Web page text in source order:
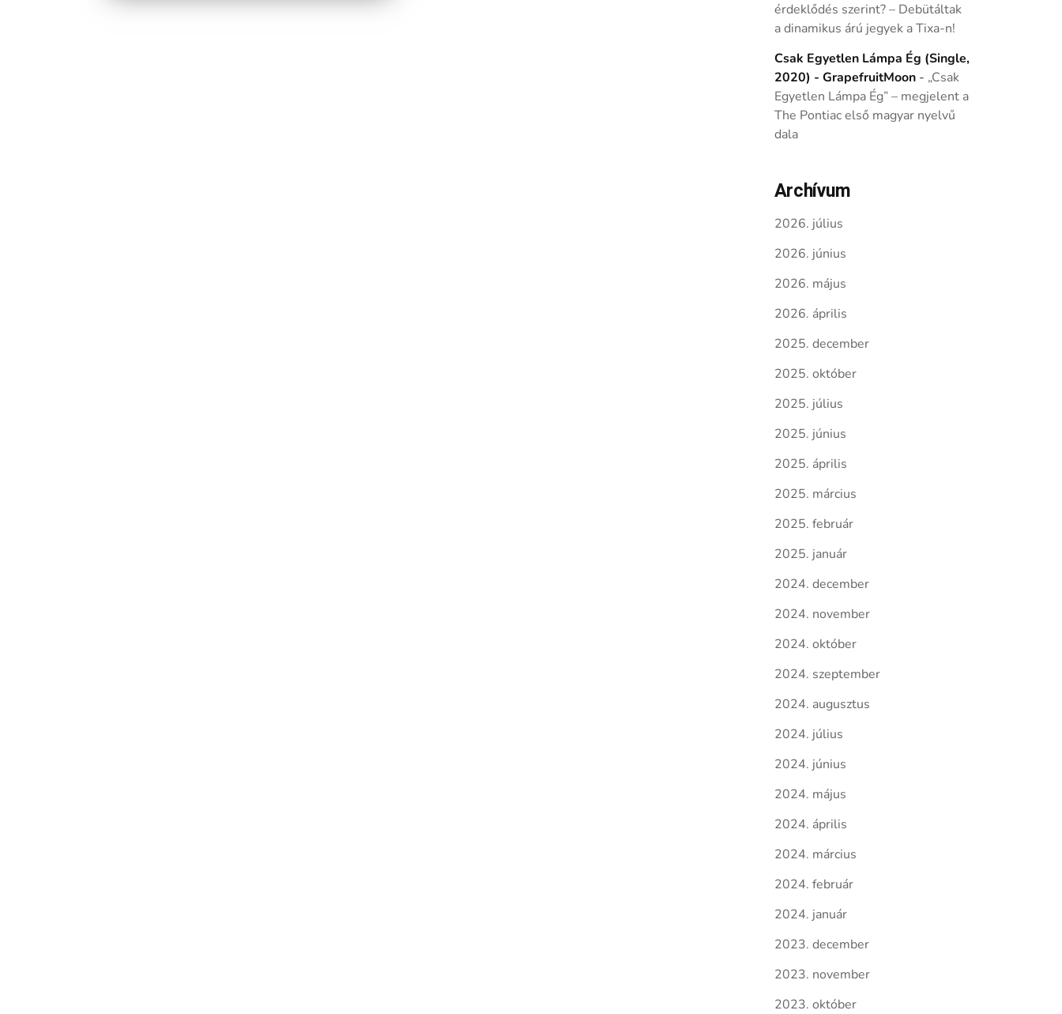
érdeklődés szerint? – Debütáltak
a dinamikus árú jegyek a Tixa-n!
Csak Egyetlen Lámpa Ég (Single,
2020) - GrapefruitMoon- „Csak
Egyetlen Lámpa Ég” – megjelent a
The Pontiac első magyar nyelvű
dala
Archívum
2026. július
2026. június
2026. május
2026. április
2025. december
2025. október
2025. július
2025. június
2025. április
2025. március
2025. február
2025. január
2024. december
2024. november
2024. október
2024. szeptember
2024. augusztus
2024. július
2024. június
2024. május
2024. április
2024. március
2024. február
2024. január
2023. december
2023. november
2023. október